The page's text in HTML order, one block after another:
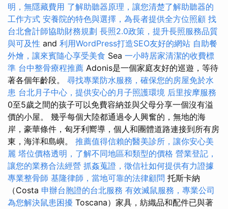
明，無隱藏費用 了解助聽器原理，讓您清楚了解助聽器的
工作方式 安養院的特色與選擇，為長者提供全方位照顧 找
台北會計師協助財務規劃 長照2.0政策，提升長照服務品質
與可及性 and 利用WordPress打造SEO友好的網站 自助餐
外燴，讓來賓隨心享受美食 Sea 一小時居家清潔的收費標
準 台中整骨療程推薦 Adonis是一個家庭友好的巡遊，等待
著各個年齡段。 尋找專業防水服務，確保您的房屋免於水
患 台北月子中心，提供安心的月子照護環境 后里按摩服務
0至5歲之間的孩子可以免費容納並與父母分享一個沒有溢
價的小屋。 幾乎每個大陸都通過令人興奮的，無地的海
岸，豪華條件，匈牙利嚮導，個人和團體道路連接到所有房
東，海洋和島嶼。 推薦值得信賴的醫美診所，讓你安心美
麗 塔位價格透明，了解不同地區和類型的價格 營業登記，
讓您的業務合法經營 抓姦蒐證，徵信社如何提供有力證據
專業整骨師 基隆律師，當地可靠的法律顧問 托斯卡納
（Costa 申辦台胞證的台北服務 有效滅鼠服務，專業公司
為您解決鼠患困擾 Toscana）家具，紡織品和配件已與著